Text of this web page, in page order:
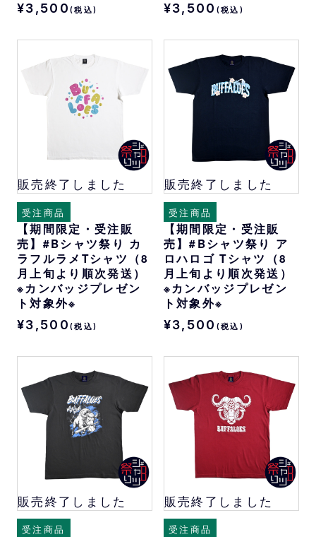
¥3,500 (税込) ¥3,500 (税込)
販売終了しました
受注商品
【期間限定・受注販
売】#Bシャツ祭り カ
ラフルラメTシャツ（8
月上旬より順次発送）
※カンバッジプレゼン
ト対象外※
¥3,500 (税込)
販売終了しました
受注商品
【期間限定・受注販
売】#Bシャツ祭り ア
ロハロゴ Tシャツ（8
月上旬より順次発送）
※カンバッジプレゼン
ト対象外※
¥3,500 (税込)
販売終了しました
受注商品
販売終了しました
受注商品